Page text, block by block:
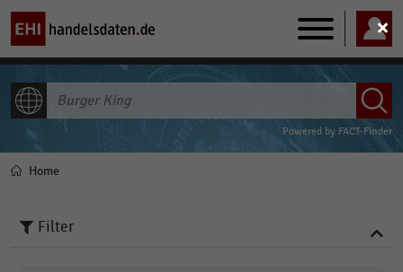
Main
navigation
Powered by FACT-Finder
Pfadnavigation
Home
Filter